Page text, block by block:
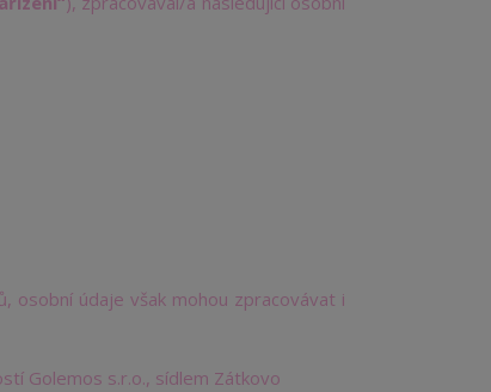
osobní údaje však mohou zpracovávat i
Golemos s.r.o., sídlem Zátkovo